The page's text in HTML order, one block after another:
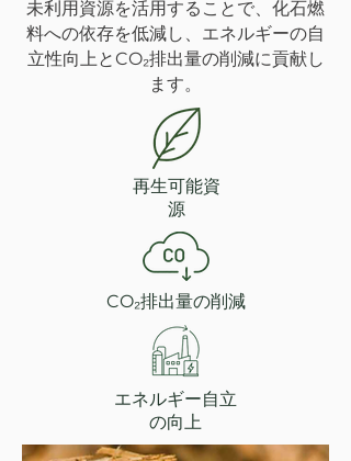
未利用資源を活用することで、化石燃
料への依存を低減し、エネルギーの自
立性向上とCO₂排出量の削減に貢献し
ます。
再生可能資
源
CO₂排出量の削減
エネルギー自立
の向上